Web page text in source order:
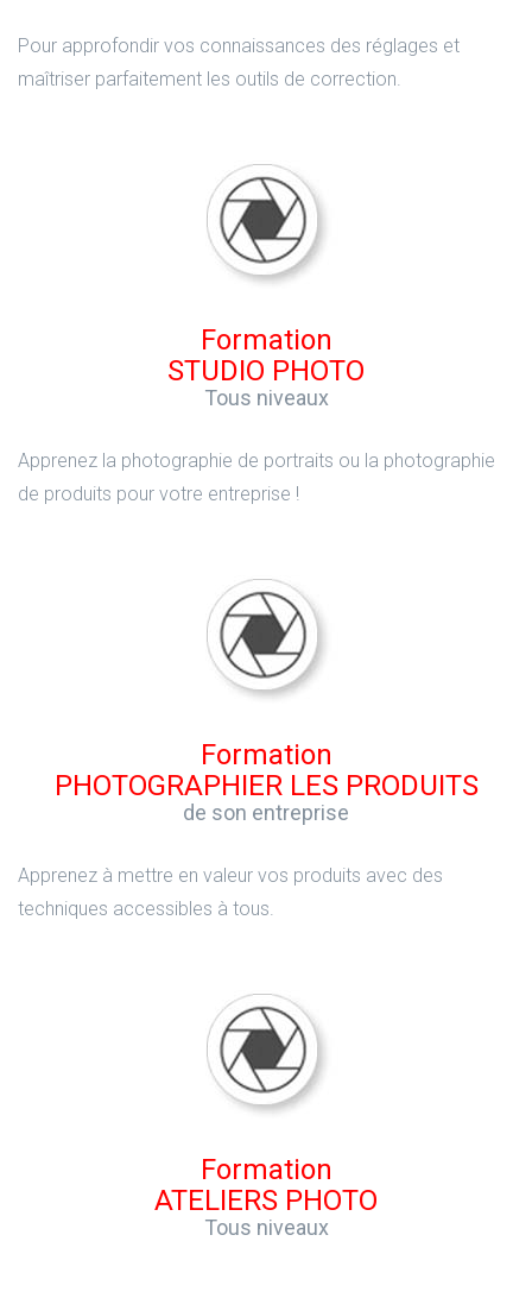
Pour approfondir vos connaissances des réglages et
maîtriser parfaitement les outils de correction.
Formation
STUDIO PHOTO
Tous niveaux
Apprenez la photographie de portraits ou la photographie
de produits pour votre entreprise !
Formation
PHOTOGRAPHIER LES PRODUITS
de son entreprise
Apprenez à mettre en valeur vos produits avec des
techniques accessibles à tous.
Formation
ATELIERS PHOTO
Tous niveaux